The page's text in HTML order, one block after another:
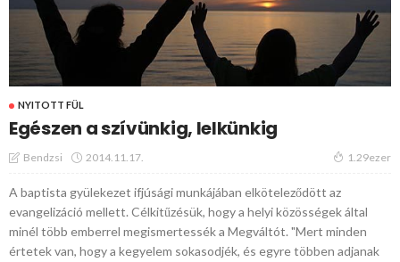
NYITOTT FÜL
Egészen a szívünkig, lelkünkig
Bendzsi 2014.11.17. 1.29ezer
A baptista gyülekezet ifjúsági munkájában elköteleződött az
evangelizáció mellett. Célkitűzésük, hogy a helyi közösségek által
minél több emberrel megismertessék a Megváltót. "Mert minden
értetek van, hogy a kegyelem sokasodjék, és egyre többen adjanak